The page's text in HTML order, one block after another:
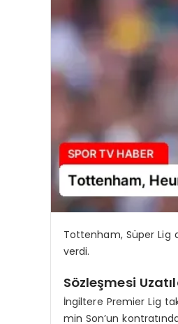
Tottenham, Süper Lig
verdi.
Sözleşmesi
İngiltere Premier Lig
min Son’un